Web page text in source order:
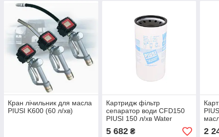
Кран лічильник для масла
PIUSI K600 (60 л/хв)
Картридж фільтр
сепаратор води CFD150
PIUSI 150 л/хв Water
Captor
5 682₴ 2